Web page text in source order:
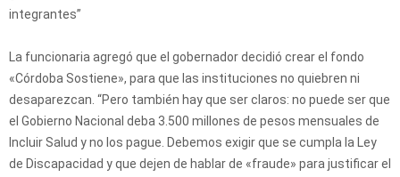
integrantes”
La funcionaria agregó que el gobernador decidió crear el fondo
«Córdoba Sostiene», para que las instituciones no quiebren ni
desaparezcan. “Pero también hay que ser claros: no puede ser que
el Gobierno Nacional deba 3.500 millones de pesos mensuales de
Incluir Salud y no los pague. Debemos exigir que se cumpla la Ley
de Discapacidad y que dejen de hablar de «fraude» para justificar el